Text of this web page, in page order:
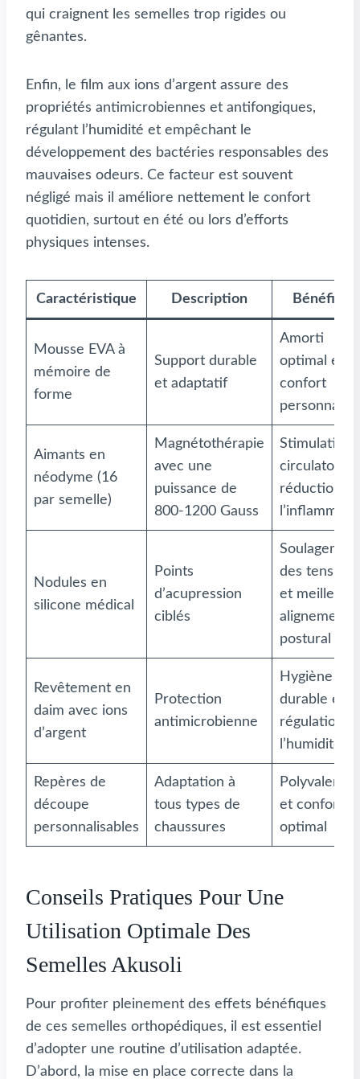
qui craignent les semelles trop rigides ou
gênantes.
Enfin, le film aux ions d’argent assure des
propriétés antimicrobiennes et antifongiques,
régulant l’humidité et empêchant le
développement des bactéries responsables des
mauvaises odeurs. Ce facteur est souvent
négligé mais il améliore nettement le confort
quotidien, surtout en été ou lors d’efforts
physiques intenses.
Caractéristique Description Bénéfices
Mousse EVA à
mémoire de
forme
Support durable
et adaptatif
Amorti
optimal et
confort
personnalisé
Aimants en
néodyme (16
par semelle)
Magnétothérapie
avec une
puissance de
800-1200 Gauss
Stimulation
circulatoire
réduction
Nodules en
silicone médical
Points
d’acupression
ciblés
des tensions
et meilleur
alignement
postural
Revêtement en
daim avec ions
d’argent
Protection
antimicrobienne
Hygiène
durable et
régulation
l’humidité
Repères de
découpe
personnalisables
Adaptation à
tous types de
chaussures
Polyvalence
et confort
optimal
Conseils Pratiques Pour Une
Utilisation Optimale Des
Semelles Akusoli
Pour profiter pleinement des effets bénéfiques
de ces semelles orthopédiques, il est essentiel
d’adopter une routine d’utilisation adaptée.
D’abord, la mise en place correcte dans la